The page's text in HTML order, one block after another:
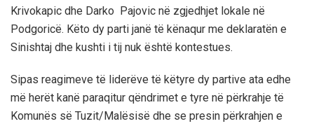
Krivokapic dhe Darko Pajovic në zgjedhjet lokale në
Podgoricë. Këto dy parti janë të kënaqur me deklaratën e
Sinishtaj dhe kushti i tij nuk është kontestues.
Sipas reagimeve të liderëve të këtyre dy partive ata edhe
më herët kanë paraqitur qëndrimet e tyre në përkrahje të
Komunës së Tuzit/Malësisë dhe se presin përkrahjen e